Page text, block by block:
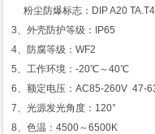
粉尘防爆标志：DIP A20
3、外壳防护等级：IP65
4、防腐等级：WF2
5、工作环境：-20℃～40℃
6、额定电压：AC85-260V 47-
7、光源发光角度：120°
8、色温：4500～6500K